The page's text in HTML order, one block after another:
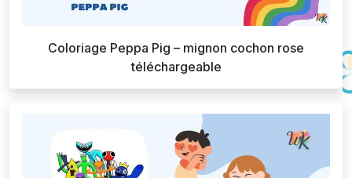
Coloriage Peppa Pig – mignon cochon rose
téléchargeable